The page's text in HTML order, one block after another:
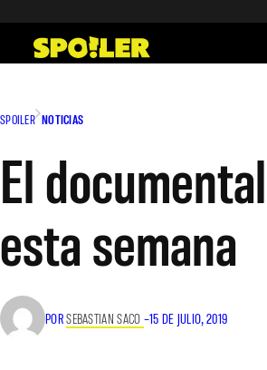
contenido
SPOILER NOTICIAS
El
esta semana
PORSEBASTIAN SACO –15 DE JULIO, 2019